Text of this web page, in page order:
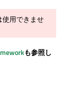
使用できませ
も参照し